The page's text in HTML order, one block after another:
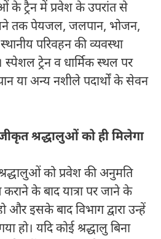
के ट्रैन में प्रवेश के उपरांत से
तक पेयजल, जलपान, भोजन,
परिवहन की व्यवस्था
स्पेशल ट्रेन व धार्मिक स्थल पर
या अन्य नशीले पदार्थों के सेवन
श्रद्धालुओं को ही मिलेगा
को प्रवेश की अनुमति
के बाद यात्रा पर जाने के
और इसके बाद विभाग द्वारा उन्हें
हो। यदि कोई श्रद्धालु बिना